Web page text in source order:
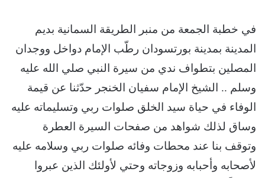
في خطبة الجمعة من منبر الطريقة السمانية بديم
المدينة بمدينة بورتسودان رطّب الإمام دواخل ووجدان
المصلين بتطواف ندي من سيرة النبي صلي الله عليه
وسلم .. الشيخ الإمام سفيان الخنجر حدّثنا عن قيمة
الوفاء في حياة سيد الخلق صلوات ربي وتسليماته عليه
وساق لذلك شواهد من صفحات السيرة العطرة
وتوقف بنا عند محطات وفائه صلوات ربي وسلامه عليه
لأصحابه وأحبابه وزوجاته وحتي لأولئك الذين عبروا